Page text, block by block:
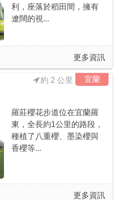
利，座落於稻田間，擁有
遼闊的視...
更多資訊
宜蘭
約 2 公里
羅莊櫻花步道位在宜蘭羅
東，全長約1公里的路段，
種植了八重櫻、墨染櫻與
香櫻等...
更多資訊